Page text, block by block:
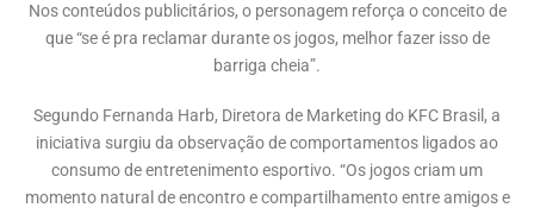
Nos conteúdos publicitários, o personagem reforça o conceito de
que “se é pra reclamar durante os jogos, melhor fazer isso de
barriga cheia”.
Segundo Fernanda Harb, Diretora de Marketing do KFC Brasil, a
iniciativa surgiu da observação de comportamentos ligados ao
consumo de entretenimento esportivo. “Os jogos criam um
momento natural de encontro e compartilhamento entre amigos e